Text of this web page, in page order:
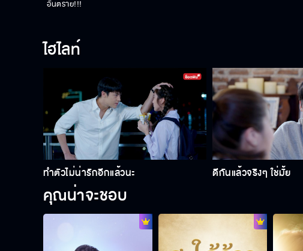
อันตราย!!!
ไฮไลท์
ทำตัวไม่น่ารักอีกแล้วนะ ดีกันแล้วจริงๆ ใช่มั้ย
คุณน่าจะชอบ